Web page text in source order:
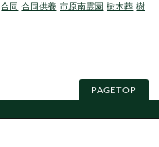
合同 合同供養 市原南霊園 樹木葬 樹
PAGETOP